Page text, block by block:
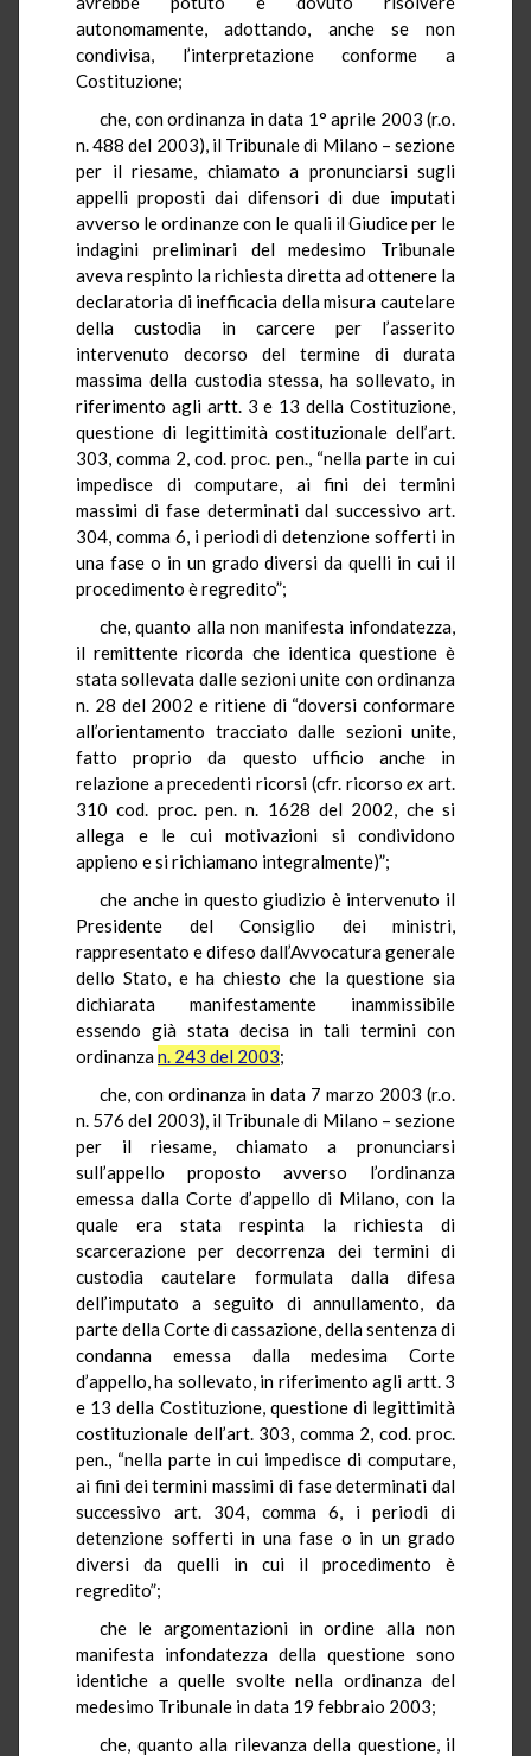
autonomamente, adottando, anche se non
condivisa, l’interpretazione conforme a
Costituzione;
che, con ordinanza in data 1° aprile 2003 (r.o.
n. 488 del 2003), il Tribunale di Milano – sezione
per il riesame, chiamato a pronunciarsi sugli
appelli proposti dai difensori di due imputati
avverso le ordinanze con le quali il Giudice per le
indagini preliminari del medesimo Tribunale
aveva respinto la richiesta diretta ad ottenere la
declaratoria di inefficacia della misura cautelare
della custodia in carcere per l’asserito
intervenuto decorso del termine di durata
massima della custodia stessa, ha sollevato, in
riferimento agli artt. 3 e 13 della Costituzione,
questione di legittimità costituzionale dell’art.
303, comma 2, cod. proc. pen., “nella parte in cui
impedisce di computare, ai fini dei termini
massimi di fase determinati dal successivo art.
304, comma 6, i periodi di detenzione sofferti in
una fase o in un grado diversi da quelli in cui il
procedimento è regredito”;
che, quanto alla non manifesta infondatezza,
il remittente ricorda che identica questione è
stata sollevata dalle sezioni unite con ordinanza
n. 28 del 2002 e ritiene di “doversi conformare
all’orientamento tracciato dalle sezioni unite,
fatto proprio da questo ufficio anche in
relazione a precedenti ricorsi (cfr. ricorsoex art.
310 cod. proc. pen. n. 1628 del 2002, che si
allega e le cui motivazioni si condividono
appieno e si richiamano integralmente)”;
che anche in questo giudizio è intervenuto il
Presidente del Consiglio dei ministri,
rappresentato e difeso dall’Avvocatura generale
dello Stato, e ha chiesto che la questione sia
dichiarata manifestamente inammissibile
essendo già stata decisa in tali termini con
ordinanzan. 243 del 2003;
che, con ordinanza in data 7 marzo 2003 (r.o.
n. 576 del 2003), il Tribunale di Milano – sezione
per il riesame, chiamato a pronunciarsi
sull’appello proposto avverso l’ordinanza
emessa dalla Corte d’appello di Milano, con la
quale era stata respinta la richiesta di
scarcerazione per decorrenza dei termini di
custodia cautelare formulata dalla difesa
dell’imputato a seguito di annullamento, da
parte della Corte di cassazione, della sentenza di
condanna emessa dalla medesima Corte
d’appello, ha sollevato, in riferimento agli artt. 3
e 13 della Costituzione, questione di legittimità
costituzionale dell’art. 303, comma 2, cod. proc.
pen., “nella parte in cui impedisce di computare,
ai fini dei termini massimi di fase determinati dal
successivo art. 304, comma 6, i periodi di
detenzione sofferti in una fase o in un grado
diversi da quelli in cui il procedimento è
regredito”;
che le argomentazioni in ordine alla non
manifesta infondatezza della questione sono
identiche a quelle svolte nella ordinanza del
medesimo Tribunale in data 19 febbraio 2003;
che, quanto alla rilevanza della questione, il